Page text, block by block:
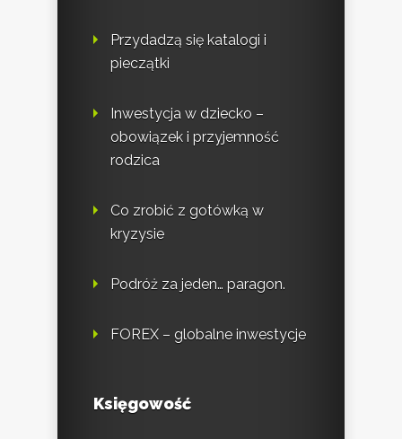
Przydadzą się katalogi i
pieczątki
Inwestycja w dziecko –
obowiązek i przyjemność
rodzica
Co zrobić z gotówką w
kryzysie
Podróż za jeden… paragon.
FOREX – globalne inwestycje
Księgowość